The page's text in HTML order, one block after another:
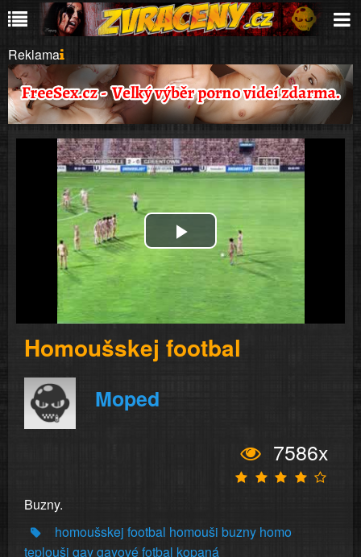
Reklama
Play
Video
Homoušskej footbal
Moped
7586x
Buzny.
homoušskej footbal homouši buzny homo
teplouši gaygayovéfotbal kopaná